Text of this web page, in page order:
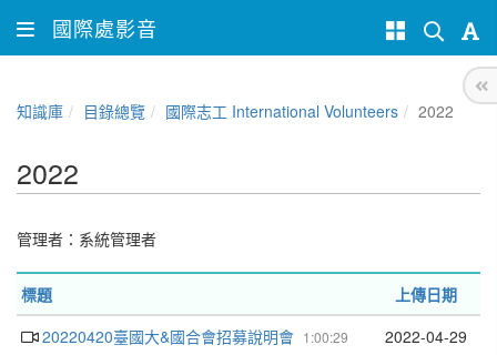
國際處影音
知識庫 目錄總覽 國際志工 International Volunteers 2022
2022
管理者： 系統管理者
標題 上傳日期
1:00:29
20220420臺國大&國合會招募說明會 2022-04-29